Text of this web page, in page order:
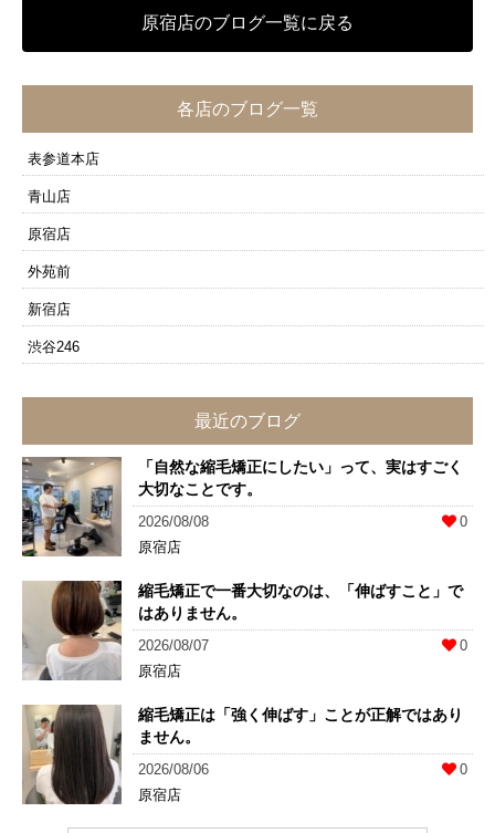
原宿店のブログ一覧に戻る
各店のブログ一覧
表参道本店
青山店
原宿店
外苑前
新宿店
渋谷246
最近のブログ
「自然な縮毛矯正にしたい」って、実はすごく
大切なことです。
2026/08/08
0
原宿店
縮毛矯正で一番大切なのは、「伸ばすこと」で
はありません。
2026/08/07
0
原宿店
縮毛矯正は「強く伸ばす」ことが正解ではあり
ません。
2026/08/06
0
原宿店